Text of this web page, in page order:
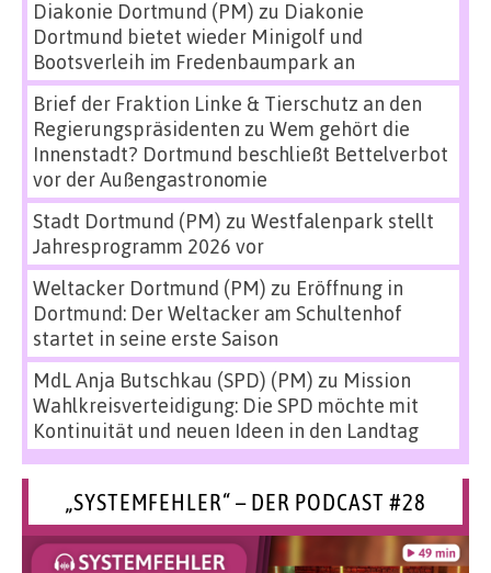
Diakonie Dortmund (PM) zu Diakonie
Dortmund bietet wieder Minigolf und
Bootsverleih im Fredenbaumpark an
Brief der Fraktion Linke & Tierschutz an den
Regierungspräsidenten zu Wem gehört die
Innenstadt? Dortmund beschließt Bettelverbot
vor der Außengastronomie
Stadt Dortmund (PM) zu Westfalenpark stellt
Jahresprogramm 2026 vor
Weltacker Dortmund (PM) zu Eröffnung in
Dortmund: Der Weltacker am Schultenhof
startet in seine erste Saison
MdL Anja Butschkau (SPD) (PM) zu Mission
Wahlkreisverteidigung: Die SPD möchte mit
Kontinuität und neuen Ideen in den Landtag
„SYSTEMFEHLER“ – DER PODCAST #28